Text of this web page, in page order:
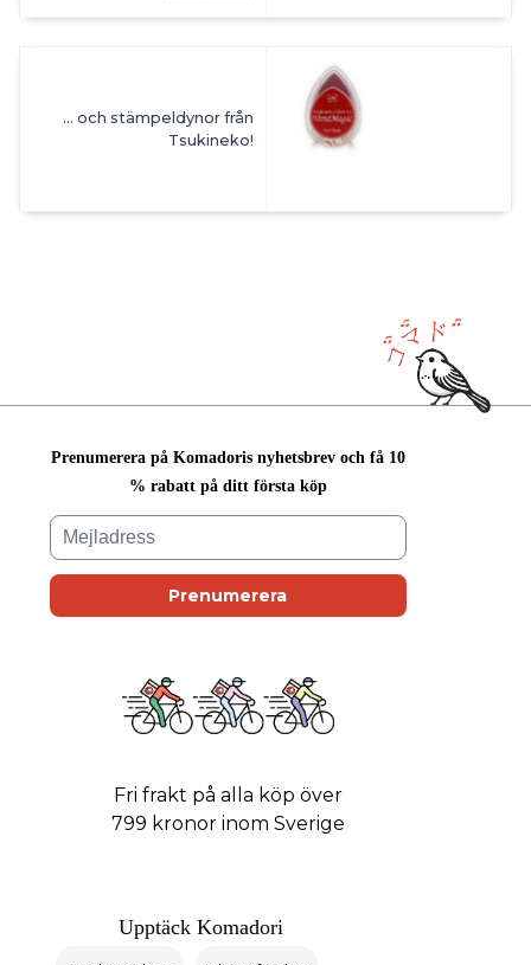
... och stämpeldynor från
Tsukineko!
Prenumerera på Komadoris nyhetsbrev och få 10
% rabatt på ditt första köp
Fri frakt på alla köp över
799 kronor inom Sverige
Upptäck Komadori